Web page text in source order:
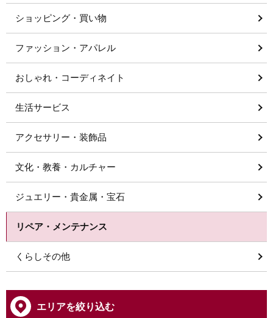
ショッピング・買い物
ファッション・アパレル
おしゃれ・コーディネイト
生活サービス
アクセサリー・装飾品
文化・教養・カルチャー
ジュエリー・貴金属・宝石
リペア・メンテナンス
くらしその他
エリアを絞り込む